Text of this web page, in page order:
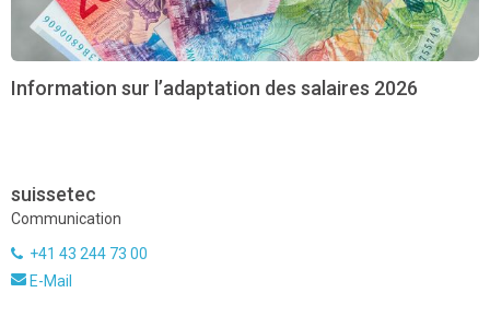
Information sur l’adaptation des salaires 2026
suissetec
Communication
+41 43 244 73 00
E-Mail